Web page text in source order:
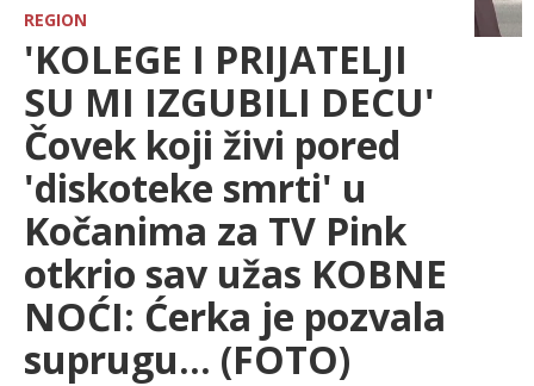
HRONIKA
FARMERI
TV
SPORT
LIFESTYLE
EXTRA
REGION
'KOLEGE I PRIJATELJI
SU MI IZGUBILI DECU'
Čovek koji živi pored
'diskoteke smrti' u
Kočanima za TV Pink
otkrio sav užas KOBNE
NOĆI: Ćerka je pozvala
suprugu... (FOTO)